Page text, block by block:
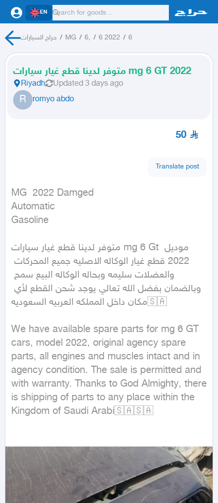
EN
حراج السيارات / MG / 6, / 6 2022 / 6
متوفر لدينا قطع غيار سيارات mg 6 GT 2022
Riyadh Updated 3 days ago
R romyo abdo
50
Translate post
MG  2022 Damged
Automatic
Gasoline
متوفر لدينا قطع غيار سيارات mg 6 Gt موديل
مكان داخل المملكه العربيه السعوديه🇸🇦
We have available spare parts for mg 6 GT
cars, model 2022, original agency spare
parts, all engines and muscles intact and in
agency condition. The sale is permitted and
with warranty. Thanks to God Almighty, there
is shipping of parts to any place within the
Kingdom of Saudi Arabi🇸🇦🇸🇦